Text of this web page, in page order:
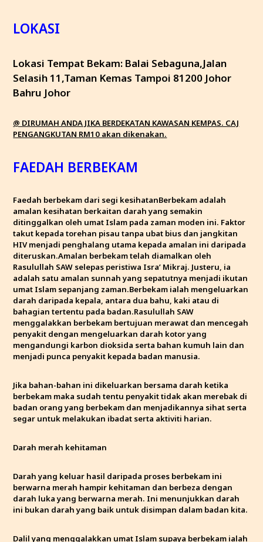
LOKASI
Lokasi Tempat Bekam: Balai Sebaguna,Jalan
Selasih 11,Taman Kemas Tampoi 81200 Johor
Bahru Johor
@ DIRUMAH ANDA JIKA BERDEKATAN KAWASAN KEMPAS. CAJ
PENGANGKUTAN RM10 akan dikenakan.
FAEDAH BERBEKAM
Faedah berbekam dari segi kesihatanBerbekam adalah
amalan kesihatan berkaitan darah yang semakin
ditinggalkan oleh umat Islam pada zaman moden ini. Faktor
takut kepada torehan pisau tanpa ubat bius dan jangkitan
HIV menjadi penghalang utama kepada amalan ini daripada
diteruskan.Amalan berbekam telah diamalkan oleh
Rasulullah SAW selepas peristiwa Isra’ Mikraj. Justeru, ia
adalah satu amalan sunnah yang sepatutnya menjadi ikutan
umat Islam sepanjang zaman.Berbekam ialah mengeluarkan
darah daripada kepala, antara dua bahu, kaki atau di
bahagian tertentu pada badan.Rasulullah SAW
menggalakkan berbekam bertujuan merawat dan mencegah
penyakit dengan mengeluarkan darah kotor yang
mengandungi karbon dioksida serta bahan kumuh lain dan
menjadi punca penyakit kepada badan manusia.
Jika bahan-bahan ini dikeluarkan bersama darah ketika
berbekam maka sudah tentu penyakit tidak akan merebak di
badan orang yang berbekam dan menjadikannya sihat serta
segar untuk melakukan ibadat serta aktiviti harian.
Darah merah kehitaman
Darah yang keluar hasil daripada proses berbekam ini
berwarna merah hampir kehitaman dan berbeza dengan
darah luka yang berwarna merah. Ini menunjukkan darah
ini bukan darah yang baik untuk disimpan dalam badan kita.
Dalil yang menggalakkan umat Islam supaya berbekam ialah